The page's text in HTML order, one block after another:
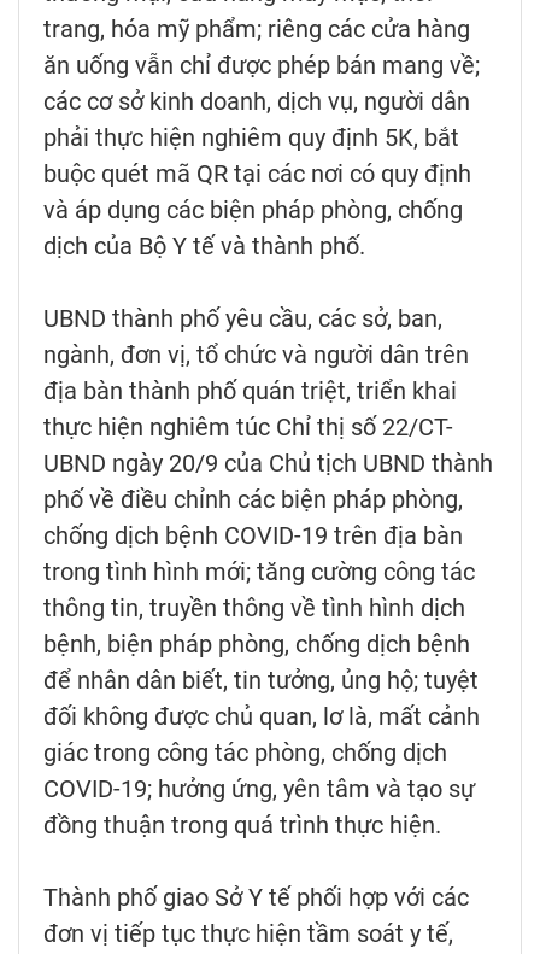
trang, hóa mỹ phẩm; riêng các cửa hàng
ăn uống vẫn chỉ được phép bán mang về;
các cơ sở kinh doanh, dịch vụ, người dân
phải thực hiện nghiêm quy định 5K, bắt
buộc quét mã QR tại các nơi có quy định
và áp dụng các biện pháp phòng, chống
dịch của Bộ Y tế và thành phố.
UBND thành phố yêu cầu, các sở, ban,
ngành, đơn vị, tổ chức và người dân trên
địa bàn thành phố quán triệt, triển khai
thực hiện nghiêm túc Chỉ thị số 22/CT-
UBND ngày 20/9 của Chủ tịch UBND thành
phố về điều chỉnh các biện pháp phòng,
chống dịch bệnh COVID-19 trên địa bàn
trong tình hình mới; tăng cường công tác
thông tin, truyền thông về tình hình dịch
bệnh, biện pháp phòng, chống dịch bệnh
để nhân dân biết, tin tưởng, ủng hộ; tuyệt
đối không được chủ quan, lơ là, mất cảnh
giác trong công tác phòng, chống dịch
COVID-19; hưởng ứng, yên tâm và tạo sự
đồng thuận trong quá trình thực hiện.
Thành phố giao Sở Y tế phối hợp với các
đơn vị tiếp tục thực hiện tầm soát y tế,